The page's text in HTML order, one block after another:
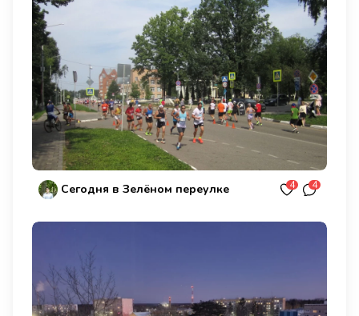
Сегодня в Зелёном переулке 4 4